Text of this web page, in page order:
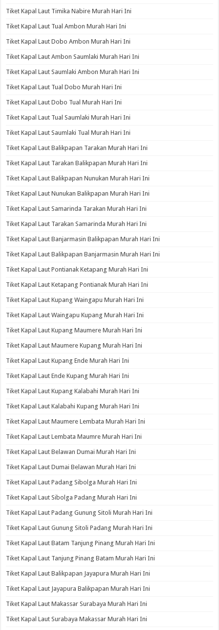
Tiket Kapal Laut Timika Nabire Murah Hari Ini
Tiket Kapal Laut Tual Ambon Murah Hari Ini
Tiket Kapal Laut Dobo Ambon Murah Hari Ini
Tiket Kapal Laut Ambon Saumlaki Murah Hari Ini
Tiket Kapal Laut Saumlaki Ambon Murah Hari Ini
Tiket Kapal Laut Tual Dobo Murah Hari Ini
Tiket Kapal Laut Dobo Tual Murah Hari Ini
Tiket Kapal Laut Tual Saumlaki Murah Hari Ini
Tiket Kapal Laut Saumlaki Tual Murah Hari Ini
Tiket Kapal Laut Balikpapan Tarakan Murah Hari Ini
Tiket Kapal Laut Tarakan Balikpapan Murah Hari Ini
Tiket Kapal Laut Balikpapan Nunukan Murah Hari Ini
Tiket Kapal Laut Nunukan Balikpapan Murah Hari Ini
Tiket Kapal Laut Samarinda Tarakan Murah Hari Ini
Tiket Kapal Laut Tarakan Samarinda Murah Hari Ini
Tiket Kapal Laut Banjarmasin Balikpapan Murah Hari Ini
Tiket Kapal Laut Balikpapan Banjarmasin Murah Hari Ini
Tiket Kapal Laut Pontianak Ketapang Murah Hari Ini
Tiket Kapal Laut Ketapang Pontianak Murah Hari Ini
Tiket Kapal Laut Kupang Waingapu Murah Hari Ini
Tiket Kapal Laut Waingapu Kupang Murah Hari Ini
Tiket Kapal Laut Kupang Maumere Murah Hari Ini
Tiket Kapal Laut Maumere Kupang Murah Hari Ini
Tiket Kapal Laut Kupang Ende Murah Hari Ini
Tiket Kapal Laut Ende Kupang Murah Hari Ini
Tiket Kapal Laut Kupang Kalabahi Murah Hari Ini
Tiket Kapal Laut Kalabahi Kupang Murah Hari Ini
Tiket Kapal Laut Maumere Lembata Murah Hari Ini
Tiket Kapal Laut Lembata Maumre Murah Hari Ini
Tiket Kapal Laut Belawan Dumai Murah Hari Ini
Tiket Kapal Laut Dumai Belawan Murah Hari Ini
Tiket Kapal Laut Padang Sibolga Murah Hari Ini
Tiket Kapal Laut Sibolga Padang Murah Hari Ini
Tiket Kapal Laut Padang Gunung Sitoli Murah Hari Ini
Tiket Kapal Laut Gunung Sitoli Padang Murah Hari Ini
Tiket Kapal Laut Batam Tanjung Pinang Murah Hari Ini
Tiket Kapal Laut Tanjung Pinang Batam Murah Hari Ini
Tiket Kapal Laut Balikpapan Jayapura Murah Hari Ini
Tiket Kapal Laut Jayapura Balikpapan Murah Hari Ini
Tiket Kapal Laut Makassar Surabaya Murah Hari Ini
Tiket Kapal Laut Surabaya Makassar Murah Hari Ini